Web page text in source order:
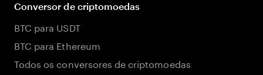
Conversor de criptomoedas
BTC para USDT
BTC para Ethereum
Todos os conversores de criptomoedas